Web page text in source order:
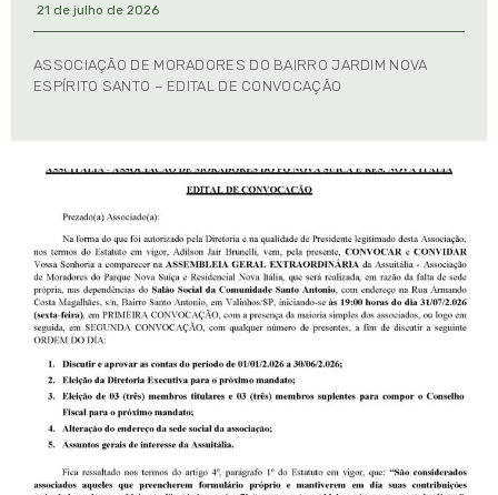
21 de julho de 2026
ASSOCIAÇÃO DE MORADORES DO BAIRRO JARDIM NOVA
ESPÍRITO SANTO – EDITAL DE CONVOCAÇÃO